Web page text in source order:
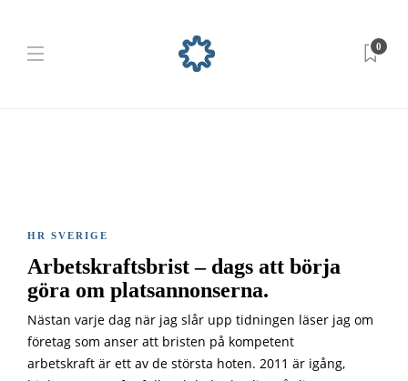
0
HR SVERIGE
Arbetskraftsbrist – dags att börja
göra om platsannonserna.
Nästan varje dag när jag slår upp tidningen läser jag om
företag som anser att bristen på kompetent
arbetskraft är ett av de största hoten. 2011 är igång,